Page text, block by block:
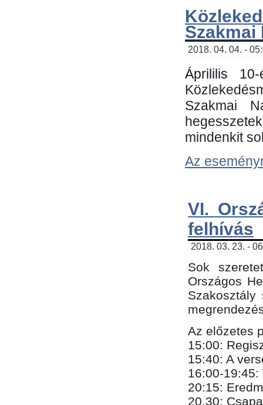
Szakmai
2018. 04. 04. -
Áprililis
Szakmai
mindenkit
Az
VI.
felhívás
2018. 03. 23. -
Sok
Országos
Az előzetes
15:00:
15:40: A
16:00-19:45:
20:​15​:
​20.30: